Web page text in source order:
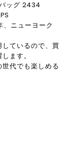
ッグ 2434
ニューヨーク
ているので、買
ます。
代でも楽しめる